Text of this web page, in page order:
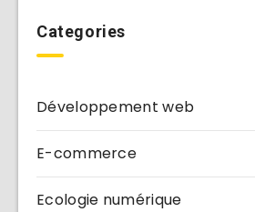
Categories
Développement web
E-commerce
Ecologie numérique